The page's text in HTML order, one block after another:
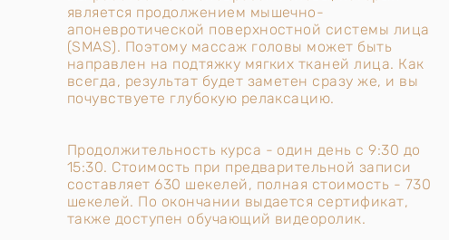
является продолжением мышечно-
апоневротической поверхностной системы лица
(SMAS). Поэтому массаж головы может быть
направлен на подтяжку мягких тканей лица. Как
всегда, результат будет заметен сразу же, и вы
почувствуете глубокую релаксацию.
Продолжительность курса - один день с 9:30 до
15:30. Стоимость при предварительной записи
составляет 630 шекелей, полная стоимость - 730
шекелей. По окончании выдается сертификат,
также доступен обучающий видеоролик.